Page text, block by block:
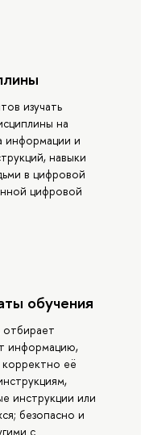
изучать
на
информации и
навыки
в цифровой
цифровой
обучения
отбирает
информацию,
её
инструкции или
безопасно и
с